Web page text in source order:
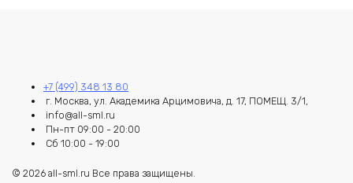
+7 (499) 348 13 80
г. Москва, ул. Академика Арцимовича, д. 17, ПОМЕЩ. 3/1,
info@all-sml.ru
Пн-пт 09:00 - 20:00
Сб 10:00 - 19:00
© 2026 all-sml.ru Все права защищены.